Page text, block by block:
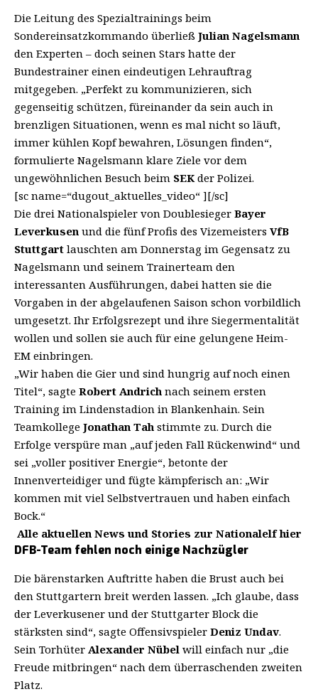
Die Leitung des Spezialtrainings beim
Sondereinsatzkommando überließ Julian Nagelsmann
den Experten – doch seinen Stars hatte der
Bundestrainer einen eindeutigen Lehrauftrag
mitgegeben. „Perfekt zu kommunizieren, sich
gegenseitig schützen, füreinander da sein auch in
brenzligen Situationen, wenn es mal nicht so läuft,
immer kühlen Kopf bewahren, Lösungen finden“,
formulierte Nagelsmann klare Ziele vor dem
ungewöhnlichen Besuch beim SEKder Polizei.
[sc name=“dugout_aktuelles_video“ ][/sc]
Die drei Nationalspieler von Doublesieger Bayer
Leverkusen und die fünf Profis des Vizemeisters VfB
Stuttgart lauschten am Donnerstag im Gegensatz zu
Nagelsmann und seinem Trainerteam den
interessanten Ausführungen, dabei hatten sie die
Vorgaben in der abgelaufenen Saison schon vorbildlich
umgesetzt. Ihr Erfolgsrezept und ihre Siegermentalität
wollen und sollen sie auch für eine gelungene Heim-
EM einbringen.
„Wir haben die Gier und sind hungrig auf noch einen
Titel“, sagte Robert Andrich nach seinem ersten
Training im Lindenstadion in Blankenhain. Sein
Teamkollege Jonathan Tah stimmte zu. Durch die
Erfolge verspüre man „auf jeden Fall Rückenwind“ und
sei „voller positiver Energie“, betonte der
Innenverteidiger und fügte kämpferisch an: „Wir
kommen mit viel Selbstvertrauen und haben einfach
Bock.“
Alle aktuellen News und Stories zur Nationalelf hier
DFB-Team fehlen noch einige Nachzügler
Die bärenstarken Auftritte haben die Brust auch bei
den Stuttgartern breit werden lassen. „Ich glaube, dass
der Leverkusener und der Stuttgarter Block die
stärksten sind“, sagte Offensivspieler Deniz Undav.
Sein Torhüter Alexander Nübel will einfach nur „die
Freude mitbringen“ nach dem überraschenden zweiten
Platz.